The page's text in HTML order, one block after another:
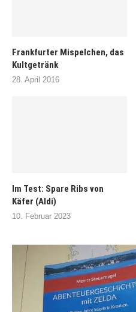
Frankfurter Mispelchen, das
Kultgetränk
28. April 2016
Im Test: Spare Ribs von
Käfer (Aldi)
10. Februar 2023